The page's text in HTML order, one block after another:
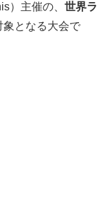
）主催の、 世界ラ
となる大会で